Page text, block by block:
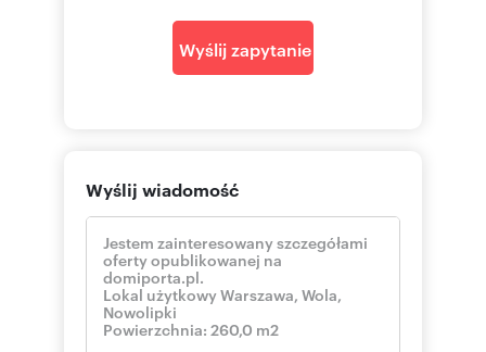
Wyślij zapytanie
Wyślij wiadomość